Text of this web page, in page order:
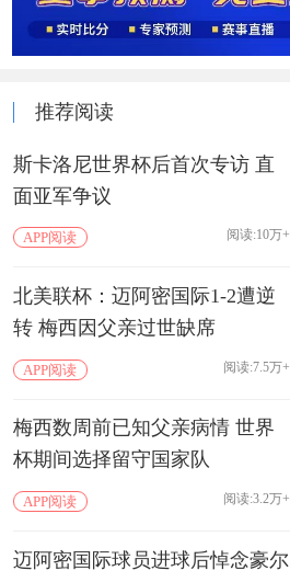
推荐阅读
斯卡洛尼世界杯后首次专访 直
面亚军争议
APP阅读 阅读:10万+
北美联杯：迈阿密国际1-2遭逆
转 梅西因父亲过世缺席
APP阅读 阅读:7.5万+
梅西数周前已知父亲病情 世界
杯期间选择留守国家队
APP阅读 阅读:3.2万+
迈阿密国际球员进球后悼念豪尔